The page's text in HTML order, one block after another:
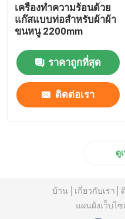
เครื่องทำความร้อนด้วย
แก๊สแบบท่อสำหรับผ้าผ้า
ขนหนู 2200mm
ราคาถูกที่สุด
ติดต่อเรา
ดู
บ้าน เกี่ยวกับเรา
แผนผังเว็บไ